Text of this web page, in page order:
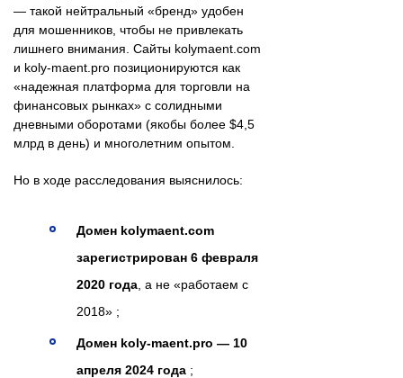
— такой нейтральный «бренд» удобен
для мошенников, чтобы не привлекать
лишнего внимания. Сайты kolymaent.com
и koly-maent.pro позиционируются как
«надежная платформа для торговли на
финансовых рынках» с солидными
дневными оборотами (якобы более $4,5
млрд в день) и многолетним опытом.
Но в ходе расследования выяснилось:
Домен kolymaent.com
зарегистрирован 6 февраля
2020 года , а не «работаем с
2018» ;
Домен koly-maent.pro — 10
апреля 2024 года ;